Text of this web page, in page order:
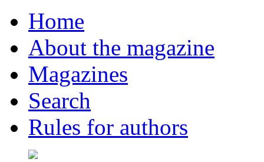
Home
About the magazine
Magazines
Search
Rules for authors